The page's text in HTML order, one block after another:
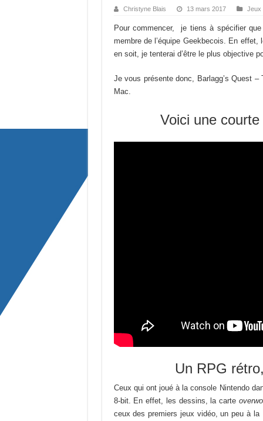
Christyne Blais 13 mars 2017 Jeux
Pour commencer, je tiens à spécifier
membre de l’équipe Geekbecois. En
en soit, je tenterai d’être le plus objective
Je vous présente donc, Barlagg’s Quest
Mac.
Voici une
Un RPG
Ceux qui ont joué à la console Nintendo
8-bit. En effet, les dessins, la carte
ceux des premiers jeux vidéo, un peu à